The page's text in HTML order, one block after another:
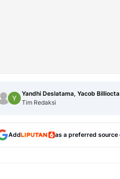
Yandhi Deslatama, Yacob Billiocta
Tim Redaksi
Add as a preferred source